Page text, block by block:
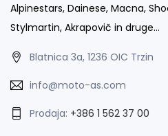
Alpinestars, Dainese, Macna,
Stylmartin, Akrapovič in druge…
Blatnica 3a, 1236 OIC Trzin
info@moto-as.com
Prodaja: +386 1 562 37 00